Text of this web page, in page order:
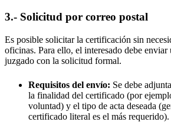
3.- Solicitud por correo postal
Es posible solicitar la certificación sin
oficinas. Para ello, el interesado debe
juzgado con la solicitud formal.
Requisitos del envío: Se debe
la finalidad del certificado (por
voluntad) y el tipo de acta deseada
certificado literal es el más requerido).